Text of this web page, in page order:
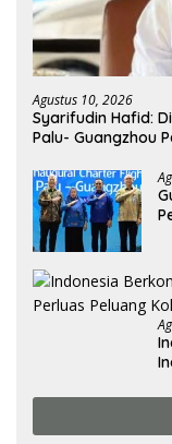
Agustus 10, 2026
Syarifudin Hafid:
Palu- Guangzhou